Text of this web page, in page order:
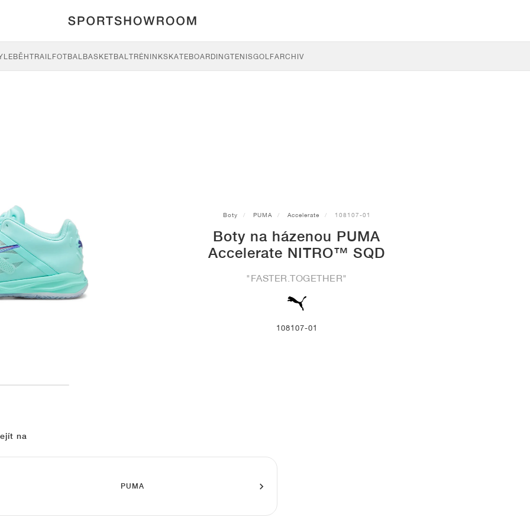
BĚHTRAILFOTBALBASKETBALTRÉNINKSKATEBOARDINGTENISGOLFARCHIV
Boty PUMA Accelerate 108107-01
Boty na házenou PUMA
Accelerate NITRO™ SQD
"FASTER.TOGETHER"
108107-01
na
PUMA